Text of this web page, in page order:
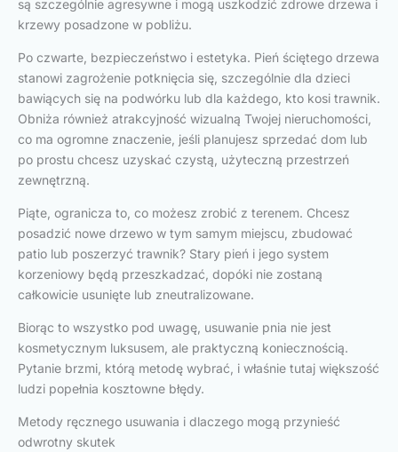
są szczególnie agresywne i mogą uszkodzić zdrowe drzewa i
krzewy posadzone w pobliżu.
Po czwarte, bezpieczeństwo i estetyka. Pień ściętego drzewa
stanowi zagrożenie potknięcia się, szczególnie dla dzieci
bawiących się na podwórku lub dla każdego, kto kosi trawnik.
Obniża również atrakcyjność wizualną Twojej nieruchomości,
co ma ogromne znaczenie, jeśli planujesz sprzedać dom lub
po prostu chcesz uzyskać czystą, użyteczną przestrzeń
zewnętrzną.
Piąte, ogranicza to, co możesz zrobić z terenem. Chcesz
posadzić nowe drzewo w tym samym miejscu, zbudować
patio lub poszerzyć trawnik? Stary pień i jego system
korzeniowy będą przeszkadzać, dopóki nie zostaną
całkowicie usunięte lub zneutralizowane.
Biorąc to wszystko pod uwagę, usuwanie pnia nie jest
kosmetycznym luksusem, ale praktyczną koniecznością.
Pytanie brzmi, którą metodę wybrać, i właśnie tutaj większość
ludzi popełnia kosztowne błędy.
Metody ręcznego usuwania i dlaczego mogą przynieść
odwrotny skutek